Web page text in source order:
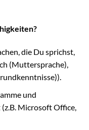
die Du sprichst,
(Muttersprache),
und
Microsoft Office,